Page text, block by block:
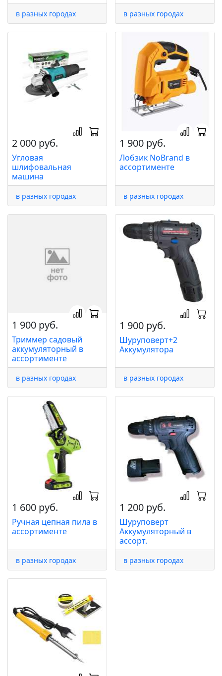
в разных городах в разных городах
2 000 руб.
Угловая
шлифовальная
машина
в разных городах
1 900 руб.
Лобзик NoBrand в
ассортименте
в разных городах
1 900 руб.
Триммер садовый
аккумуляторный в
ассортименте
в разных городах
1 900 руб.
Шуруповерт+2
Аккумулятора
в разных городах
1 600 руб.
Ручная цепная пила в
ассортименте
в разных городах
1 200 руб.
Шуруповерт
Аккумуляторный в
ассорт.
в разных городах